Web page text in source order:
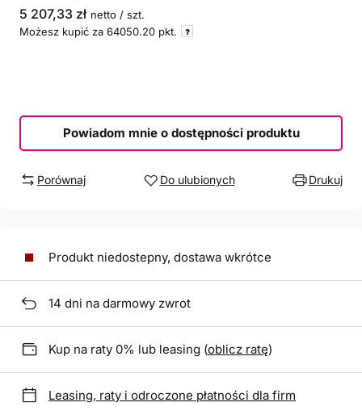
5 207,33 zł netto / szt.
Możesz kupić za 64050.20 pkt.
Powiadom mnie o dostępności produktu
Porównaj Do ulubionych Drukuj
Produkt niedostepny, dostawa wkrótce
14 dni na darmowy zwrot
Kup na raty 0% lub leasing (oblicz ratę)
Leasing, raty i odroczone płatności dla firm